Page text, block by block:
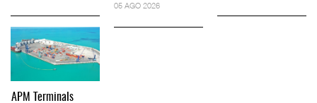
APM Terminals
05 AGO 2026